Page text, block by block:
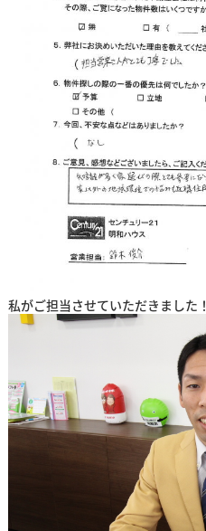
私がご担当させていただきました！